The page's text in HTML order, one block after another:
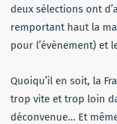
deux sélections ont
remportant haut la
pour l’évènement) et
Quoiqu’il en soit, la
trop vite et trop loin
déconvenue… Et